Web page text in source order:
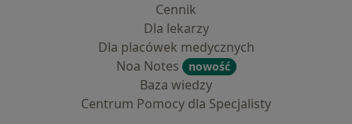
Cennik
Dla lekarzy
Dla placówek medycznych
Noa Notes
nowość
Baza wiedzy
Centrum Pomocy dla Specjalisty